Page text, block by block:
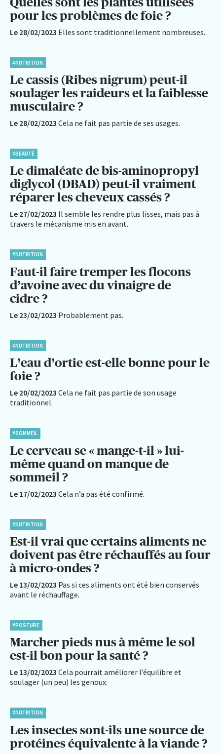
pour les problèmes de foie ?
Le 28/02/2023 Elles sont traditionnellement nombreuses.
#NUTRITION
Le cassis (Ribes nigrum) peut-il
soulager les raideurs et la faiblesse
musculaire ?
Le 28/02/2023 Cela ne fait pas partie de ses usages.
#BEAUTÉ
Le dimaléate de bis-aminopropyl
diglycol (DBAD) peut-il vraiment
réparer les cheveux cassés ?
Le 27/02/2023 Il semble les rendre plus lisses, mais pas à
travers le mécanisme mis en avant.
#NUTRITION
Faut-il faire tremper les flocons
d’avoine avec du vinaigre de
cidre ?
Le 23/02/2023 Probablement pas.
#NUTRITION
L’eau d’ortie est-elle bonne pour le
foie ?
Le 20/02/2023 Cela ne fait pas partie de son usage
traditionnel.
#SOMMEIL
Le cerveau se « mange-t-il » lui-
même quand on manque de
sommeil ?
Le 17/02/2023 Cela n’a pas été confirmé.
#NUTRITION
Est-il vrai que certains aliments ne
doivent pas être réchauffés au four
à micro-ondes ?
Le 13/02/2023 Pas si ces aliments ont été bien conservés
avant le réchauffage.
#POSTURE
Marcher pieds nus à même le sol
est-il bon pour la santé ?
Le 13/02/2023 Cela pourrait améliorer l’équilibre et
soulager (un peu) les genoux.
#NUTRITION
Les insectes sont-ils une source de
protéines équivalente à la viande ?